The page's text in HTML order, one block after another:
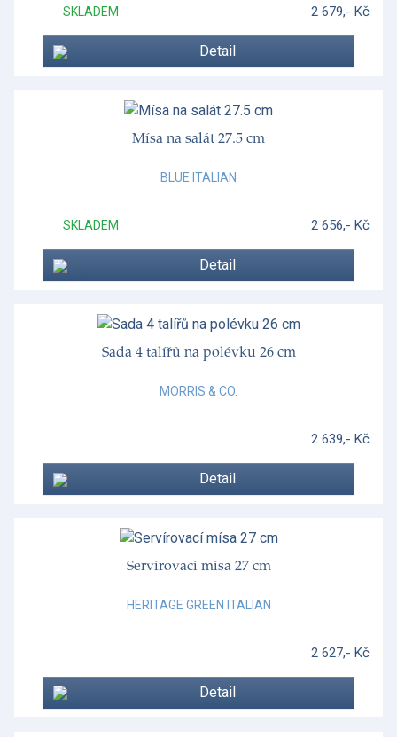
SKLADEM 2 679,- Kč
Detail
Mísa na salát 27.5 cm
BLUE ITALIAN
SKLADEM 2 656,- Kč
Detail
Sada 4 talířů na polévku 26 cm
MORRIS & CO.
2 639,- Kč
Detail
Servírovací mísa 27 cm
HERITAGE GREEN ITALIAN
2 627,- Kč
Detail